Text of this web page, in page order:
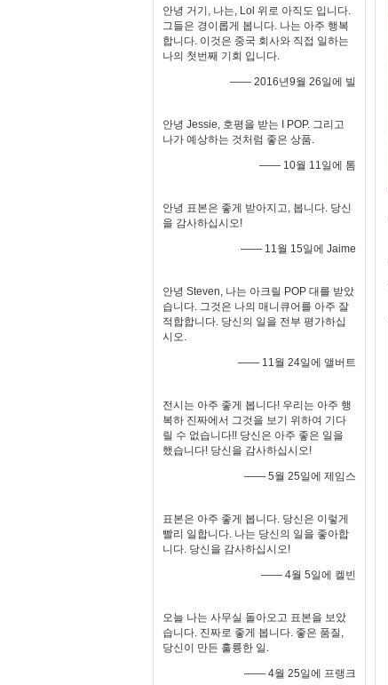
안녕 거기, 나는, Lol 위로 아직도 입니다.
그들은 경이롭게 봅니다. 나는 아주 행복
합니다. 이것은 중국 회사와 직접 일하는
나의 첫번째 기회 입니다.
—— 2016년9월 26일에 빌
안녕 Jessie, 호평을 받는 I POP. 그리고
나가 예상하는 것처럼 좋은 상품.
—— 10월 11일에 톰
안녕 표본은 좋게 받아지고, 봅니다. 당신
을 감사하십시오!
—— 11월 15일에 Jaime
안녕 Steven, 나는 아크릴 POP 대를 받았
습니다. 그것은 나의 매니큐어를 아주 잘
적합합니다. 당신의 일을 전부 평가하십
시오.
—— 11월 24일에 앨버트
전시는 아주 좋게 봅니다! 우리는 아주 행
복하 진짜에서 그것을 보기 위하여 기다
릴 수 없습니다!! 당신은 아주 좋은 일을
했습니다! 당신을 감사하십시오!
—— 5월 25일에 제임스
표본은 아주 좋게 봅니다. 당신은 이렇게
빨리 일합니다. 나는 당신의 일을 좋아합
니다. 당신을 감사하십시오!
—— 4월 5일에 켈빈
오늘 나는 사무실 돌아오고 표본을 보았
습니다. 진짜로 좋게 봅니다. 좋은 품질,
당신이 만든 훌륭한 일.
—— 4월 25일에 프랭크